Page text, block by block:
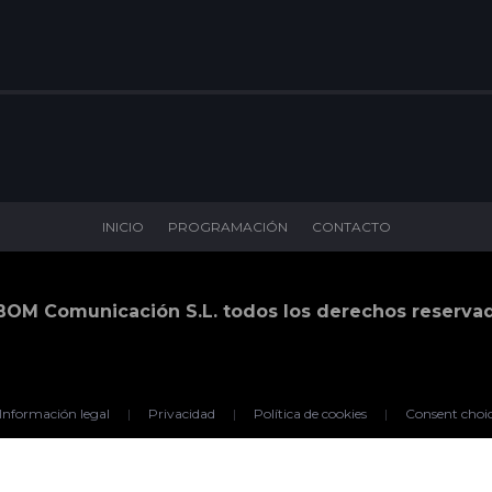
INICIO PROGRAMACIÓN CONTACTO
Comunicación S.L. todos los derechos
Información legal | Privacidad | Política de cookies | Consent